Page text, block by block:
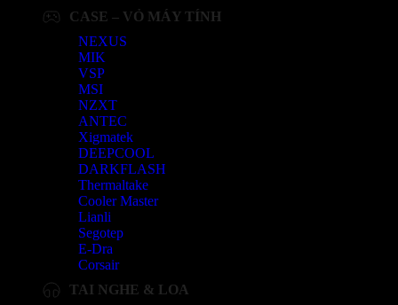
CASE – VỎ MÁY TÍNH
NEXUS
MIK
VSP
MSI
NZXT
ANTEC
Xigmatek
DEEPCOOL
DARKFLASH
Thermaltake
Cooler Master
Lianli
Segotep
E-Dra
Corsair
TAI NGHE & LOA